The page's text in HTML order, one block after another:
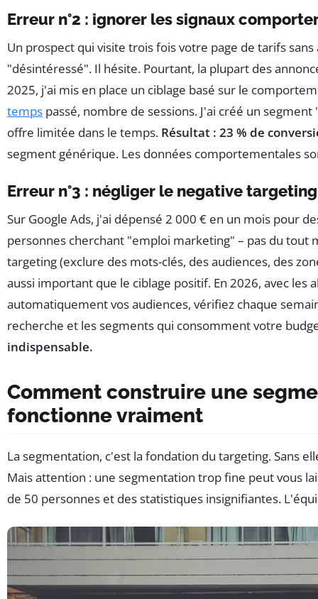
Erreur n°2 : ignorer les signaux
Un prospect qui visite trois fois votre page de tarifs
"désintéressé". Il hésite. Pourtant, la plupart des
2025, j'ai mis en place un ciblage basé sur le
temps passé, nombre de sessions. J'ai créé un
offre limitée dans le temps. Résultat : 23 % de
segment générique. Les données comportementales
Erreur n°3 : négliger le negative targeting
Sur Google Ads, j'ai dépensé 2 000 € en un mois pour
personnes cherchant "emploi marketing" – pas du tout
targeting (exclure des mots-clés, des audiences, des
aussi important que le ciblage positif. En 2026, avec les
automatiquement vos audiences, vérifiez chaque
recherche et les segments qui consomment votre
indispensable.
Comment construire une
fonctionne vraiment
La segmentation, c'est la fondation du targeting. Sans
Mais attention : une segmentation trop fine peut vous
de 50 personnes et des statistiques insignifiantes.